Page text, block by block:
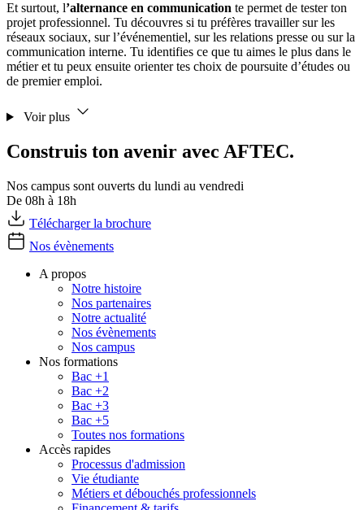
Et surtout, l’alternance en communication te permet de tester ton
projet professionnel. Tu découvres si tu préfères travailler sur les
réseaux sociaux, sur l’événementiel, sur les relations presse ou sur la
communication interne. Tu identifies ce que tu aimes le plus dans le
métier et tu peux ensuite orienter tes choix de poursuite d’études ou
de premier emploi.
Voir plus
Construis ton avenir avec AFTEC.
Nos campus sont ouverts du lundi au vendredi
De 08h à 18h
Télécharger la brochure
Nos évènements
A propos
Notre histoire
Nos partenaires
Notre actualité
Nos évènements
Nos campus
Nos formations
Bac +1
Bac +2
Bac +3
Bac +5
Toutes nos formations
Accès rapides
Processus d'admission
Vie étudiante
Métiers et débouchés professionnels